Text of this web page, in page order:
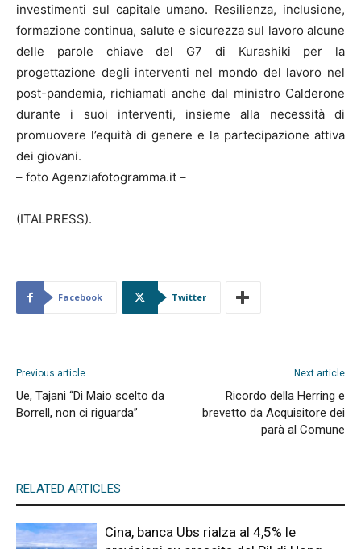
investimenti sul capitale umano. Resilienza, inclusione,
formazione continua, salute e sicurezza sul lavoro alcune
delle parole chiave del G7 di Kurashiki per la
progettazione degli interventi nel mondo del lavoro nel
post-pandemia, richiamati anche dal ministro Calderone
durante i suoi interventi, insieme alla necessità di
promuovere l’equità di genere e la partecipazione attiva
dei giovani.
– foto Agenziafotogramma.it –
(ITALPRESS).
Facebook Twitter
Previous article
Ue, Tajani “Di Maio scelto da
Borrell, non ci riguarda”
Next article
Ricordo della Herring e
brevetto da Acquisitore dei
parà al Comune
RELATED ARTICLES
Cina, banca Ubs rialza al 4,5% le